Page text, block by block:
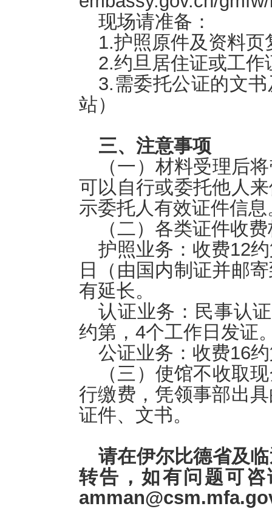
现场请准备：
1.护照原件及资料页
2.约旦居住证或工
3.需委托公证的文
站）
三、注意事项
（一）材料受理后
可以自行或委托他人
示委托人有效证件信息
（二）各类证件收
护照业务：收费12
日（由国内制证并邮
有延长。
认证业务：民事认
约第，4个工作日发证
公证业务：收费16
（三）使馆不收取
行缴费，凭领事部出
证件、文书。
请在伊尔比德省及
转告，如有问题可